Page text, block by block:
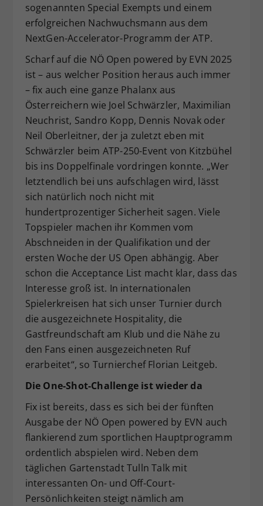
sogenannten Special Exempts und einem
erfolgreichen Nachwuchsmann aus dem
NextGen-Accelerator-Programm der ATP.
Scharf auf die NÖ Open powered by EVN 2025
ist – aus welcher Position heraus auch immer
– fix auch eine ganze Phalanx aus
Österreichern wie Joel Schwärzler, Maximilian
Neuchrist, Sandro Kopp, Dennis Novak oder
Neil Oberleitner, der ja zuletzt eben mit
Schwärzler beim ATP-250-Event von Kitzbühel
bis ins Doppelfinale vordringen konnte. „Wer
letztendlich bei uns aufschlagen wird, lässt
sich natürlich noch nicht mit
hundertprozentiger Sicherheit sagen. Viele
Topspieler machen ihr Kommen vom
Abschneiden in der Qualifikation und der
ersten Woche der US Open abhängig. Aber
schon die Acceptance List macht klar, dass das
Interesse groß ist. In internationalen
Spielerkreisen hat sich unser Turnier durch
die ausgezeichnete Hospitality, die
Gastfreundschaft am Klub und die Nähe zu
den Fans einen ausgezeichneten Ruf
erarbeitet“, so Turnierchef Florian Leitgeb.
Die One-Shot-Challenge ist wieder da
Fix ist bereits, dass es sich bei der fünften
Ausgabe der NÖ Open powered by EVN auch
flankierend zum sportlichen Hauptprogramm
ordentlich abspielen wird. Neben dem
täglichen Gartenstadt Tulln Talk mit
interessanten On- und Off-Court-
Persönlichkeiten steigt nämlich am